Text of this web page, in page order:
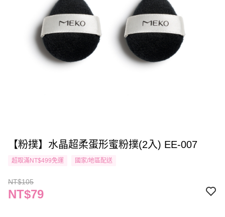
【粉撲】水晶超柔蛋形蜜粉撲(2入) EE-007
超取滿NT$499免運 國家/地區配送
NT$105
NT$79